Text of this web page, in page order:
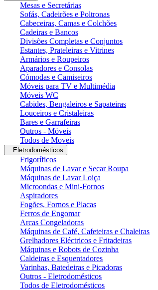
Mesas e Secretárias
Sofás, Cadeirões e Poltronas
Cabeceiras, Camas e Colchões
Cadeiras e Bancos
Divisões Completas e Conjuntos
Estantes, Prateleiras e Vitrines
Armários e Roupeiros
Aparadores e Consolas
Cómodas e Camiseiros
Móveis para TV e Multimédia
Móveis WC
Cabides, Bengaleiros e Sapateiras
Louceiros e Cristaleiras
Bares e Garrafeiras
Outros - Móveis
Todos de Moveis
Eletrodomésticos
Frigoríficos
Máquinas de Lavar e Secar Roupa
Máquinas de Lavar Loiça
Microondas e Mini-Fornos
Aspiradores
Fogões, Fornos e Placas
Ferros de Engomar
Arcas Congeladoras
Máquinas de Café, Cafeteiras e Chaleiras
Grelhadores Eléctricos e Fritadeiras
Máquinas e Robots de Cozinha
Caldeiras e Esquentadores
Varinhas, Batedeiras e Picadoras
Outros - Eletrodomésticos
Todos de Eletrodomésticos